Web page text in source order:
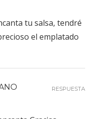
tu salsa, tendré
el emplatado
RESPUESTA